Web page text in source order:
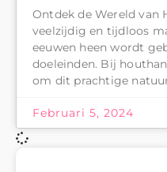
Ontdek de Wereld van
veelzijdig en tijdloos
eeuwen heen wordt
doeleinden. Bij
om dit prachtige
Februari 5, 2024